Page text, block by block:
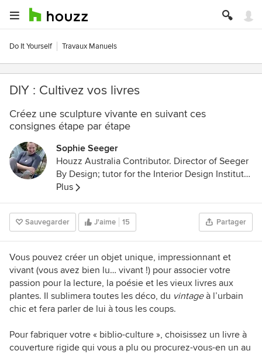
Do It Yourself Travaux Manuels
DIY : Cultivez vos livres
Créez une sculpture vivante en suivant ces
consignes étape par étape
Sophie Seeger
Houzz Australia Contributor. Director of Seeger
By Design; tutor for the Interior Design Institute,
abstract artist and designer of rugs.
Plus
Sauvegarder J'aime 15 Partager
Vous pouvez créer un objet unique, impressionnant et
vivant (vous avez bien lu… vivant !) pour associer votre
passion pour la lecture, la poésie et les vieux livres aux
plantes. Il sublimera toutes les déco, du vintageà l’urbain
chic et fera parler de lui à tous les coups.
Pour fabriquer votre « biblio-culture », choisissez un livre à
couverture rigide qui vous a plu ou procurez-vous-en un au